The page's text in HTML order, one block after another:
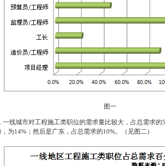
图一
一线城市对工程施工类职位的需求量比较大，占总需求的
为14%；然后是广东，占总需求的10%。（见图二）